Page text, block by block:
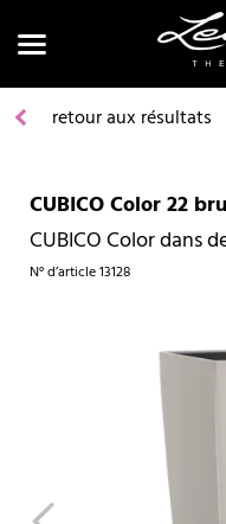
retour aux résultats
CUBICO Color 22
CUBICO Color dans
N° d’article13128